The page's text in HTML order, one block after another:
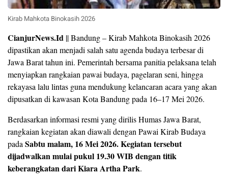
Kirab Mahkota Binokasih 2026
CianjurNews.Id || Bandung – Kirab Mahkota Binokasih 2026
dipastikan akan menjadi salah satu agenda budaya terbesar di
Jawa Barat tahun ini. Pemerintah bersama panitia pelaksana telah
menyiapkan rangkaian pawai budaya, pagelaran seni, hingga
rekayasa lalu lintas guna mendukung kelancaran acara yang akan
dipusatkan di kawasan Kota Bandung pada 16–17 Mei 2026.
Berdasarkan informasi resmi yang dirilis Humas Jawa Barat,
rangkaian kegiatan akan diawali dengan Pawai Kirab Budaya
padaSabtu malam, 16 Mei 2026. Kegiatan tersebut
dijadwalkan mulai pukul 19.30 WIB dengan titik
keberangkatan dari Kiara Artha Park.